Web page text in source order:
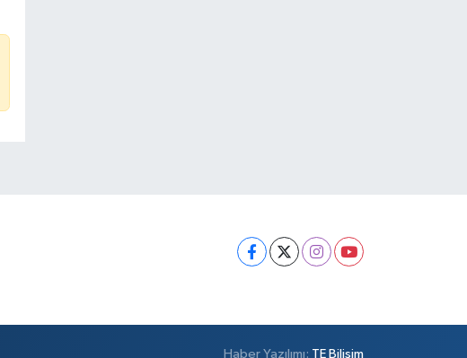
Haber Yazılımı: TE Bilişim